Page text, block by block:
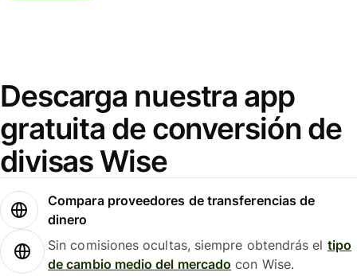
Descarga nuestra app
gratuita de conversión de
divisas Wise
Compara proveedores de transferencias de
dinero
Sin comisiones ocultas, siempre obtendrás el tipo
de cambio medio del mercado con Wise.